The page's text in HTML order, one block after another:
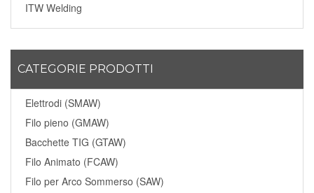
ITW Welding
CATEGORIE PRODOTTI
Elettrodi (SMAW)
Filo pieno (GMAW)
Bacchette TIG (GTAW)
Filo Animato (FCAW)
Filo per Arco Sommerso (SAW)